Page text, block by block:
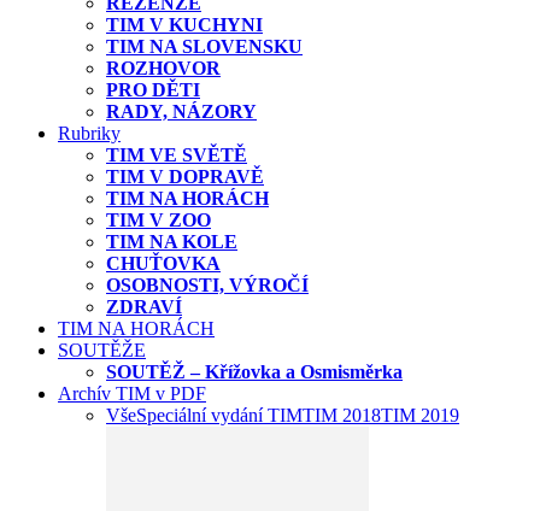
TIM V KUCHYNI
TIM NA SLOVENSKU
ROZHOVOR
PRO DĚTI
RADY, NÁZORY
Rubriky
TIM VE SVĚTĚ
TIM V DOPRAVĚ
TIM NA HORÁCH
TIM V ZOO
TIM NA KOLE
CHUŤOVKA
OSOBNOSTI, VÝROČÍ
ZDRAVÍ
TIM NA HORÁCH
SOUTĚŽE
SOUTĚŽ – Křížovka a Osmisměrka
Archív TIM v PDF
VšeSpeciální vydání TIMTIM 2018TIM 2019